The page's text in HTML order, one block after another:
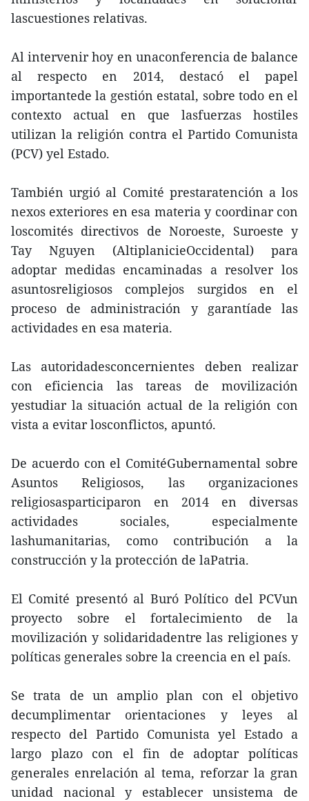
lascuestiones relativas.
Al intervenir hoy en unaconferencia de balance
al respecto en 2014, destacó el papel
importantede la gestión estatal, sobre todo en el
contexto actual en que lasfuerzas hostiles
utilizan la religión contra el Partido Comunista
(PCV) yel Estado.
También urgió al Comité prestaratención a los
nexos exteriores en esa materia y coordinar con
loscomités directivos de Noroeste, Suroeste y
Tay Nguyen (AltiplanicieOccidental) para
adoptar medidas encaminadas a resolver los
asuntosreligiosos complejos surgidos en el
proceso de administración y garantíade las
actividades en esa materia.
Las autoridadesconcernientes deben realizar
con eficiencia las tareas de movilización
yestudiar la situación actual de la religión con
vista a evitar losconflictos, apuntó.
De acuerdo con el ComitéGubernamental sobre
Asuntos Religiosos, las organizaciones
religiosasparticiparon en 2014 en diversas
actividades sociales, especialmente
lashumanitarias, como contribución a la
construcción y la protección de laPatria.
El Comité presentó al Buró Político del PCVun
proyecto sobre el fortalecimiento de la
movilización y solidaridadentre las religiones y
políticas generales sobre la creencia en el país.
Se trata de un amplio plan con el objetivo
decumplimentar orientaciones y leyes al
respecto del Partido Comunista yel Estado a
largo plazo con el fin de adoptar políticas
generales enrelación al tema, reforzar la gran
unidad nacional y establecer unsistema de